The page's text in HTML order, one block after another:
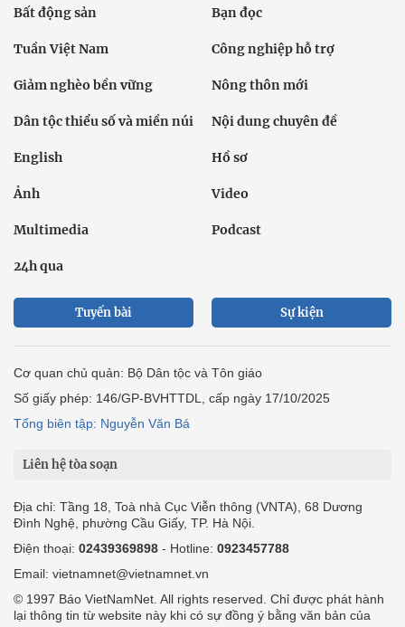
Bất động sản Bạn đọc
Tuần Việt Nam Công nghiệp hỗ trợ
Giảm nghèo bền vững Nông thôn mới
Dân tộc thiểu số và miền núi Nội dung chuyên đề
English Hồ sơ
Ảnh Video
Multimedia Podcast
24h qua
Tuyến bài Sự kiện
Cơ quan chủ quản: Bộ Dân tộc và Tôn giáo
Số giấy phép: 146/GP-BVHTTDL, cấp ngày 17/10/2025
Tổng biên tập: Nguyễn Văn Bá
Liên hệ tòa soạn
Địa chỉ: Tầng 18, Toà nhà Cục Viễn thông (VNTA), 68 Dương
Đình Nghệ, phường Cầu Giấy, TP. Hà Nội.
Điện thoại: 02439369898 - Hotline: 0923457788
Email: vietnamnet@vietnamnet.vn
© 1997 Báo VietNamNet. All rights reserved. Chỉ được phát hành
lại thông tin từ website này khi có sự đồng ý bằng văn bản của